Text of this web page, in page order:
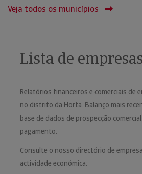
Veja todos os municípios
Lista de
Relatórios financeiros e comerciais de
no distrito da Horta. Balanço mais
base de dados de prospecção
pagamento.
Consulte o nosso directório de
actividade económica: